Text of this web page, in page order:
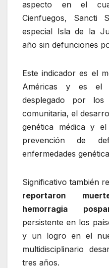
aspecto en el
Cienfuegos, Sancti
especial Isla de la
año sin defunciones
Este indicador es el
Américas y es el
desplegado por los
comunitaria, el
genética médica y
prevención de
enfermedades
Significativo también
reportaron
hemorragia
persistente en los
y un logro en el
multidisciplinario
tres años.